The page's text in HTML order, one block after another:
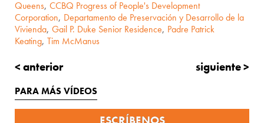
Queens, CCBQ Progress of People's Development
Corporation, Departamento de Preservación y Desarrollo de la
Vivienda, Gail P. Duke Senior Residence, Padre Patrick
Keating, Tim McManus
< anterior siguiente >
PARA MÁS VÍDEOS